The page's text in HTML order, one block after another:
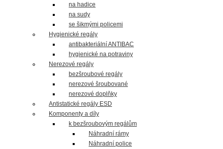
na hadice
na sudy
se šikmými policemi
Hygienické regály
antibakteriální ANTIBAC
hygienické na potraviny
Nerezové regály
bezšroubové regály
nerezové šroubované
nerezové doplňky
Antistatické regály ESD
Komponenty a díly
k bezšroubovým regálům
Náhradní rámy
Náhradní police